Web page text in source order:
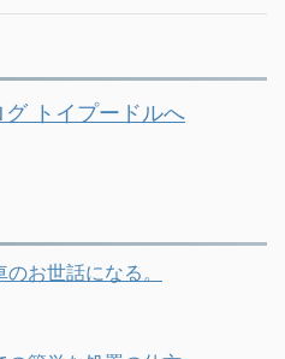
お世話になる。